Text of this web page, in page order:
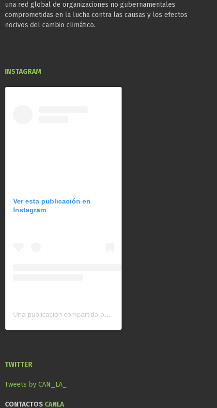
una red global de organizaciones no gubernamentales
comprometidas en la lucha contra las causas y los efectos
nocivos del cambio climático.
INSTAGRAM
Ver esta publicación en
Instagram
TWITTER
Tweets by CAN_LA_
CONTACTOS CANLA